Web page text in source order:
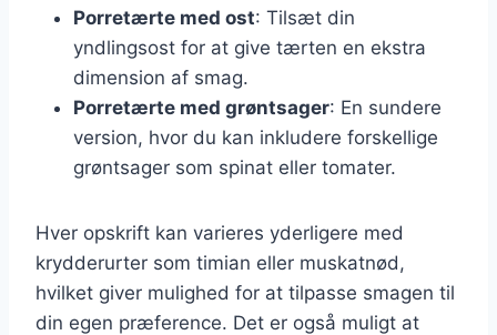
Porretærte med ost: Tilsæt din
yndlingsost for at give tærten en ekstra
dimension af smag.
Porretærte med grøntsager: En sundere
version, hvor du kan inkludere forskellige
grøntsager som spinat eller tomater.
Hver opskrift kan varieres yderligere med
krydderurter som timian eller muskatnød,
hvilket giver mulighed for at tilpasse smagen til
din egen præference. Det er også muligt at